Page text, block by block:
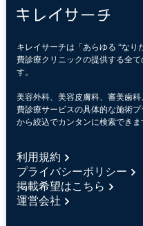
キレイサーチは「あらゆる “なり
費診療クリニックの提供する全
す。
美容外科、美容皮膚科、審美歯
費診療サービスの具体的な施術
から絞込でカンタンに検索できま
利用規約
プライバシーポリシー
掲載希望はこちら
運営会社